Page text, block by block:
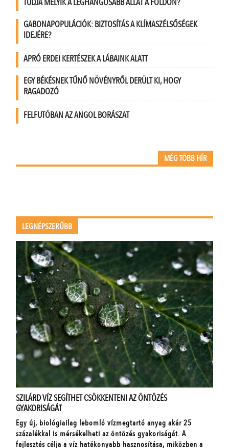
GABONAPOPULÁCIÓK: BIZTOSÍTÁS A KLÍMASZÉLSŐSÉGEK
IDEJÉRE?
APRÓ ERDEI KERTÉSZEK A LÁBAINK ALATT
EGY BÉKÉSNEK TŰNŐ NÖVÉNYRŐL DERÜLT KI, HOGY
RAGADOZÓ
FELFUTÓBAN AZ ANGOL BORÁSZAT
MÉG TÖBB HÍR
LEGNÉPSZERŰBB